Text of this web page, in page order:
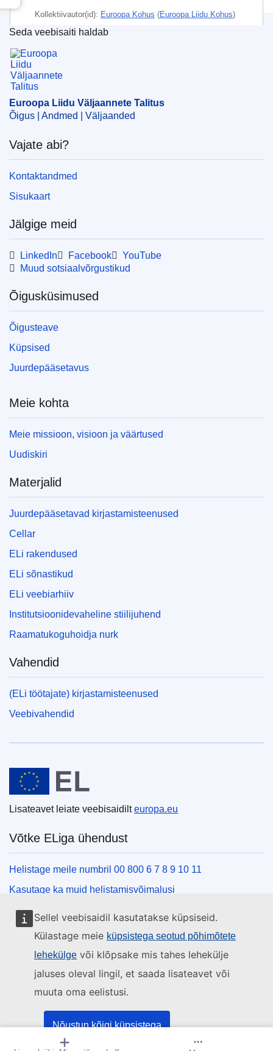
Sellel veebisaidil kasutatakse küpsiseid.
Külastage meie küpsistega seotud põhimõtete
lehekülge või klõpsake mis tahes lehekülje
jaluses oleval lingil, et saada lisateavet või
muuta oma eelistusi.
Nõustun kõigi küpsistega
Kollektiivautor(id): Euroopa Kohus (Euroopa Liidu Kohus)
maksukonventsioon
topeltmaksustamine
õiguskaitsevahendile
CELEX : 62023CA0380
OJ : C_202404567
pdfa2a
Euroopa Liidu Väljaannete Talitus
Seda veebisaiti haldab
Euroopa Liidu Väljaannete Talitus
Õigus | Andmed | Väljaanded
Vajate abi?
Kontaktandmed
Sisukaart
Jälgige meid
LinkedIn Facebook
YouTube
Muud sotsiaalvõrgustikud
Õigusküsimused
Õigusteave
Küpsised
Juurdepääsetavus
Meie kohta
Meie missioon, visioon ja väärtused
Uudiskiri
Materjalid
Juurdepääsetavad kirjastamisteenused
Cellar
ELi rakendused
ELi sõnastikud
ELi veebiarhiiv
Institutsioonidevaheline stiilijuhend
Raamatukoguhoidja nurk
Vahendid
(ELi töötajate) kirjastamisteenused
Veebivahendid
Euroopa Liit
Lisateavet leiate veebisaidilteuropa.eu
Võtke ELiga ühendust
Helistage meile numbril 00 800 6 7 8 9 10 11
Kasutage ka muid helistamisvõimalusi
Kirjutage meile kontaktvormi vahendusel
Külastage meid ELi teabekeskuses
Otsige ELi sotsiaalmeedia kanaleid
ELi institutsioonid ja asutused